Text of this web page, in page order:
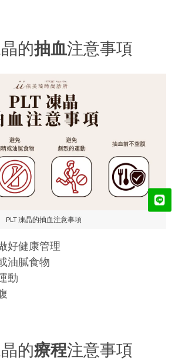
的抽血注意事項
PLT 凍晶的抽血注意事項
好健康管理
油膩食物
動
的療程注意事項